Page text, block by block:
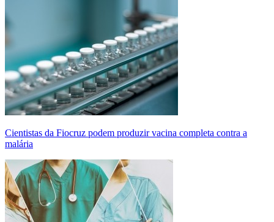
Cientistas da Fiocruz podem produzir vacina completa contra a
malária